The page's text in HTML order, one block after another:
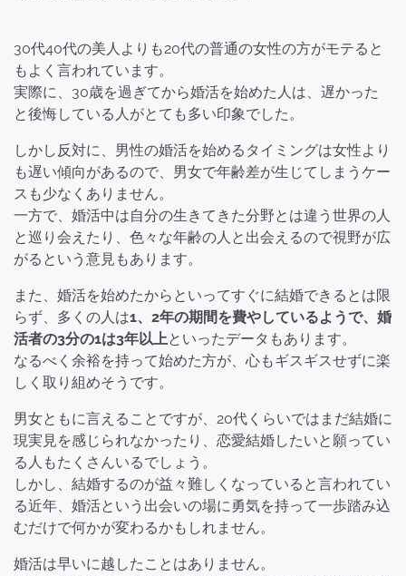
30代40代の美人よりも20代の普通の女性の方がモテると
もよく言われています。
実際に、30歳を過ぎてから婚活を始めた人は、遅かった
と後悔している人がとても多い印象でした。
しかし反対に、 男性の婚活を始めるタイミングは女性より
も遅い傾向があるので、男女で年齢差が生じてしまうケー
スも少なくありません。
一方で、婚活中は自分の生きてきた分野とは違う世界の人
と巡り会えたり、色々な年齢の人と出会えるので視野が広
がるという意見もあります。
また、婚活を始めたからといってすぐに結婚できるとは限
らず、多くの人は1、2年の期間を費やしているようで、婚
活者の3分の1は3年以上といったデータもあります。
なるべく余裕を持って始めた方が、心もギスギスせずに楽
しく取り組めそうです。
男女ともに言えることですが、20代くらいではまだ結婚に
現実見を感じられなかったり、恋愛結婚したいと願ってい
る人もたくさんいるでしょう。
しかし、結婚するのが益々難しくなっていると言われてい
る近年、婚活という出会いの場に勇気を持って一歩踏み込
むだけで何かが変わるかもしれません。
婚活は早いに越したことはありません。